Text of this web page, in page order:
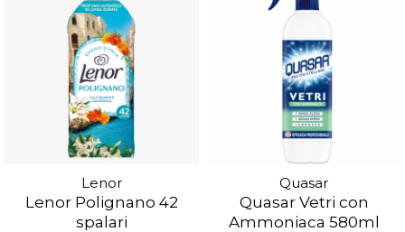
Lenor
Lenor Polignano 42
spalari
Quasar
Quasar Vetri con
Ammoniaca 580ml